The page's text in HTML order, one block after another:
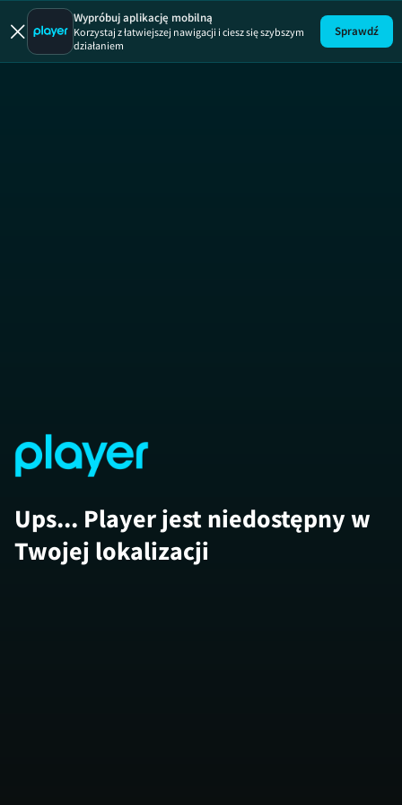
Maja w
Wypróbuj aplikację mobilną
Korzystaj z łatwiejszej nawigacji i ciesz się szybszym
działaniem
Sprawdź
Ups... Player jest niedostępny w
Twojej lokalizacji